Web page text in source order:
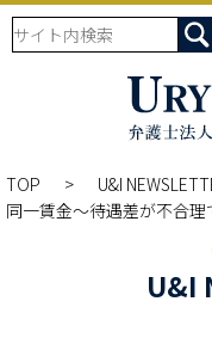
TOP U&I
同一賃金～待遇差が不合
U&I